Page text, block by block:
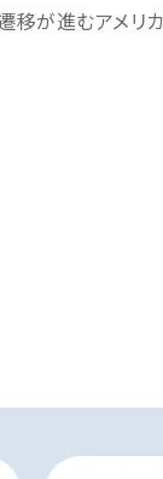
移が進むアメリ